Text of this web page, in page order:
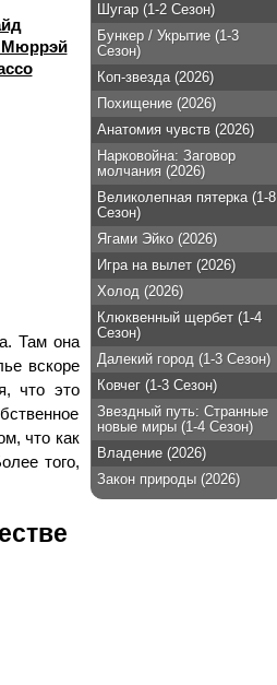
Шугар (1-2 Сезон)
Бункер / Укрытие (1-3
Сезон)
Коп-звезда (2026)
Похищение (2026)
Анатомия чувств (2026)
Нарковойна: Заговор
молчания (2026)
Великолепная пятерка (1-8
Сезон)
Ягами Эйко (2026)
Игра на вылет (2026)
Холод (2026)
Клюквенный щербет (1-4
Сезон)
Далекий город (1-3 Сезон)
Ковчег (1-3 Сезон)
Звездный путь: Странные
новые миры (1-4 Сезон)
Владение (2026)
Закон природы (2026)
Там она
вскоре
что это
что как
того,